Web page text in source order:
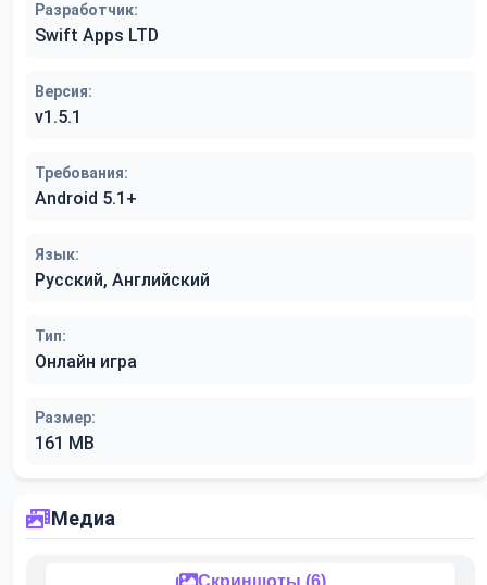
Разработчик:
Swift Apps LTD
Версия:
v1.5.1
Требования:
Android 5.1+
Язык:
Русский, Английский
Тип:
Онлайн игра
Размер:
161 MB
Медиа